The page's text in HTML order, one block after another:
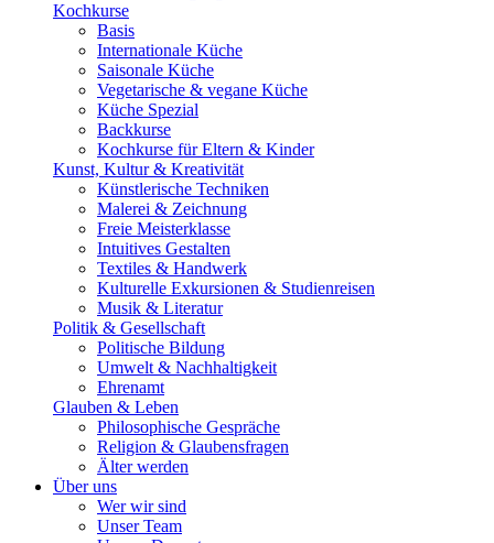
Kochkurse
Basis
Internationale Küche
Saisonale Küche
Vegetarische & vegane Küche
Küche Spezial
Backkurse
Kochkurse für Eltern & Kinder
Kunst, Kultur & Kreativität
Künstlerische Techniken
Malerei & Zeichnung
Freie Meisterklasse
Intuitives Gestalten
Textiles & Handwerk
Kulturelle Exkursionen & Studienreisen
Musik & Literatur
Politik & Gesellschaft
Politische Bildung
Umwelt & Nachhaltigkeit
Ehrenamt
Glauben & Leben
Philosophische Gespräche
Religion & Glaubensfragen
Älter werden
Über uns
Wer wir sind
Unser Team